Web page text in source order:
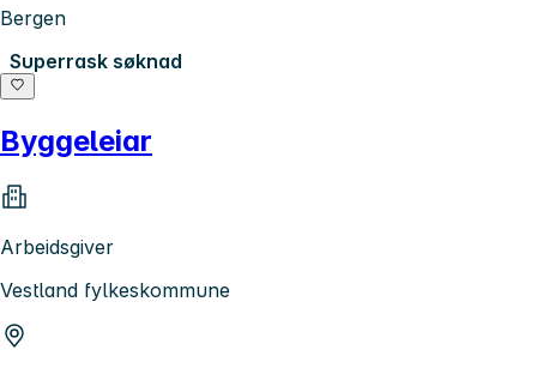
Bergen
Superrask søknad
Byggeleiar
Arbeidsgiver
Vestland fylkeskommune